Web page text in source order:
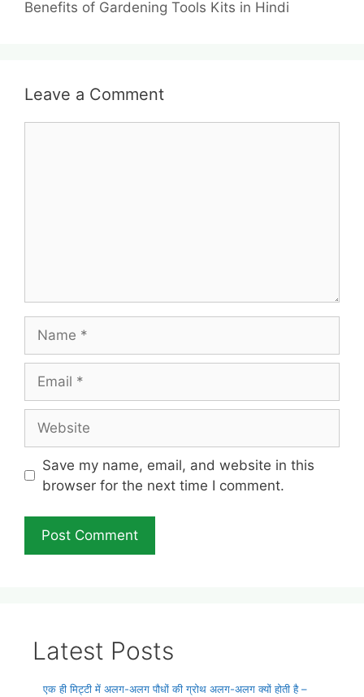
Benefits of Gardening Tools Kits in Hindi
Leave a Comment
Save my name, email, and website in this
browser for the next time I comment.
Latest Posts
एक ही मिट्टी में अलग-अलग पौधों की ग्रोथ अलग-अलग क्यों होती है –